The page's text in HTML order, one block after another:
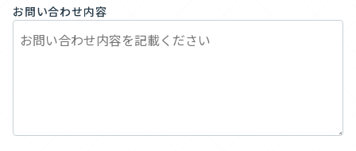
お問い合わせ内容